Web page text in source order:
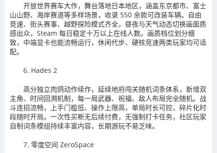
开放世界赛车大作，舞台落地日本地区，涵盖东京都市、富士
山山野、海岸赛道等多样场景，收录 550 余款可改装车辆。自由
竞速、街头赛事、越野探险模式齐全，昼夜与天气动态切换画面质
感出众，Steam 每日稳定十万以上在线人数。画质档位划分细
致，中端显卡也能流畅运行，休闲代步、硬核竞速两类玩家均可适
配。
6. Hades 2
高分独立肉鸽动作续作，延续地府闯关随机词条体系，新增双
主角、时间回溯机制，每一局武器、祝福、敌人布局完全随机。战
斗连招流畅，上手门槛低、操作上限高，单局时长可控，碎片化时
段随时开局。一次性买断无后续付费，无强制打卡任务，社区玩家
自制词条模组持续丰富内容，长期游玩不易乏味。
7. 零度空间 ZeroSpace